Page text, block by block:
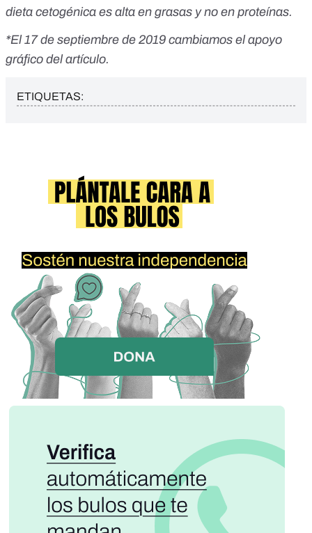
dieta cetogénica es alta en grasas y no en proteínas.
*El 17 de septiembre de 2019 cambiamos el apoyo
gráfico del artículo.
ETIQUETAS: